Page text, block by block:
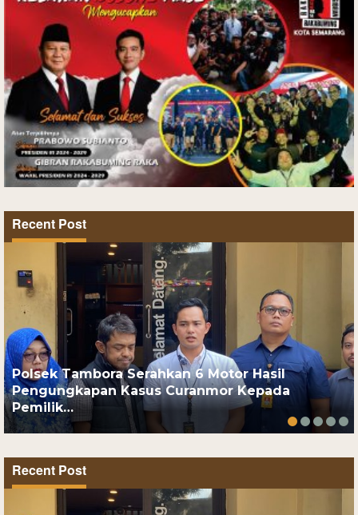
Recent Post
Polsek Tambora Serahkan 6 Motor Hasil
Pengungkapan Kasus Curanmor Kepada
Pemilik…
Recent Post